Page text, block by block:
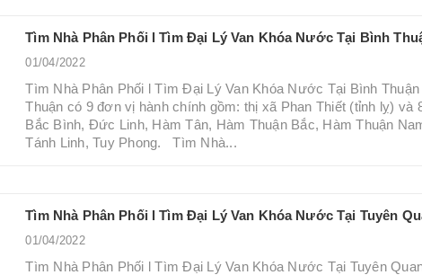
Tìm Nhà Phân Phối l Tìm Đại Lý Van Khóa Nước Tại Bình
01/04/2022
Tìm Nhà Phân Phối l Tìm Đại Lý Van Khóa Nước Tại Bình Thuận
Thuận có 9 đơn vị hành chính gồm: thị xã Phan Thiết (tỉnh lỵ) và
Bắc Bình, Đức Linh, Hàm Tân, Hàm Thuận Bắc, Hàm Thuận
Tánh Linh, Tuy Phong. Tìm Nhà...
Tìm Nhà Phân Phối l Tìm Đại Lý Van Khóa Nước Tại Tuyên
01/04/2022
Tìm Nhà Phân Phối l Tìm Đại Lý Van Khóa Nước Tại Tuyên